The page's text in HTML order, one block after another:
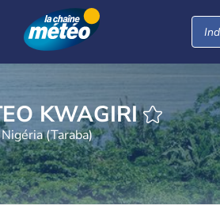
METEO KWAGIRI
Nigéria (Taraba)